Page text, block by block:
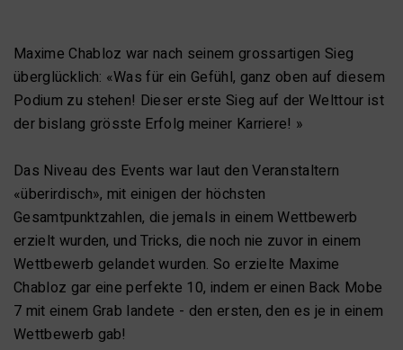
Maxime Chabloz war nach seinem grossartigen Sieg
überglücklich: «Was für ein Gefühl, ganz oben auf diesem
Podium zu stehen! Dieser erste Sieg auf der Welttour ist
der bislang grösste Erfolg meiner Karriere! »
Das Niveau des Events war laut den Veranstaltern
«überirdisch», mit einigen der höchsten
Gesamtpunktzahlen, die jemals in einem Wettbewerb
erzielt wurden, und Tricks, die noch nie zuvor in einem
Wettbewerb gelandet wurden. So erzielte Maxime
Chabloz gar eine perfekte 10, indem er einen Back Mobe
7 mit einem Grab landete - den ersten, den es je in einem
Wettbewerb gab!